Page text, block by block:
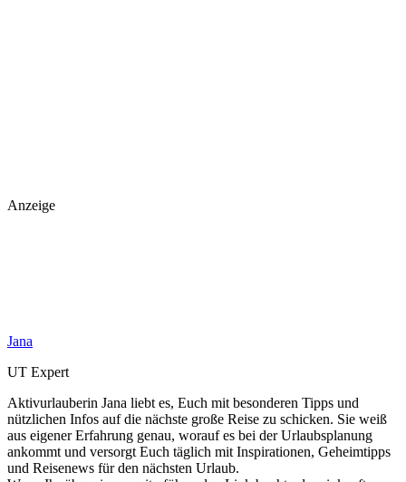
Anzeige
Jana
UT Expert
Aktivurlauberin Jana liebt es, Euch mit besonderen Tipps und
nützlichen Infos auf die nächste große Reise zu schicken. Sie weiß
aus eigener Erfahrung genau, worauf es bei der Urlaubsplanung
ankommt und versorgt Euch täglich mit Inspirationen, Geheimtipps
und Reisenews für den nächsten Urlaub.